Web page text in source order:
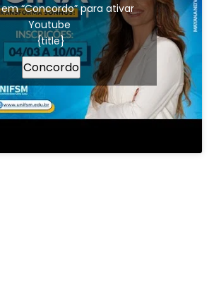
“Concordo” para ativar
Youtube
{title}
Concordo